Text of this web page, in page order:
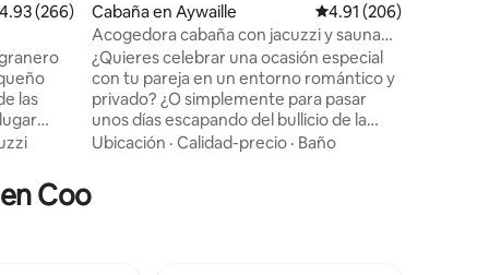
promedio: 4.93 de 5, 266 reseñas
4.93 (266)
las
todas
un
Cabaña en Aywaille Calificación promedio:
4.91 (206)
Acogedora cabaña con jacuzzi y sauna
en una región increíble
¿Quieres celebrar una ocasión especial
con tu pareja en un entorno romántico y
privado? ¿O simplemente para pasar
unos días escapando del bullicio de la
ciudad? Entonces ven a esta acogedora
Ubicación · Calidad-precio · Baño
Coo